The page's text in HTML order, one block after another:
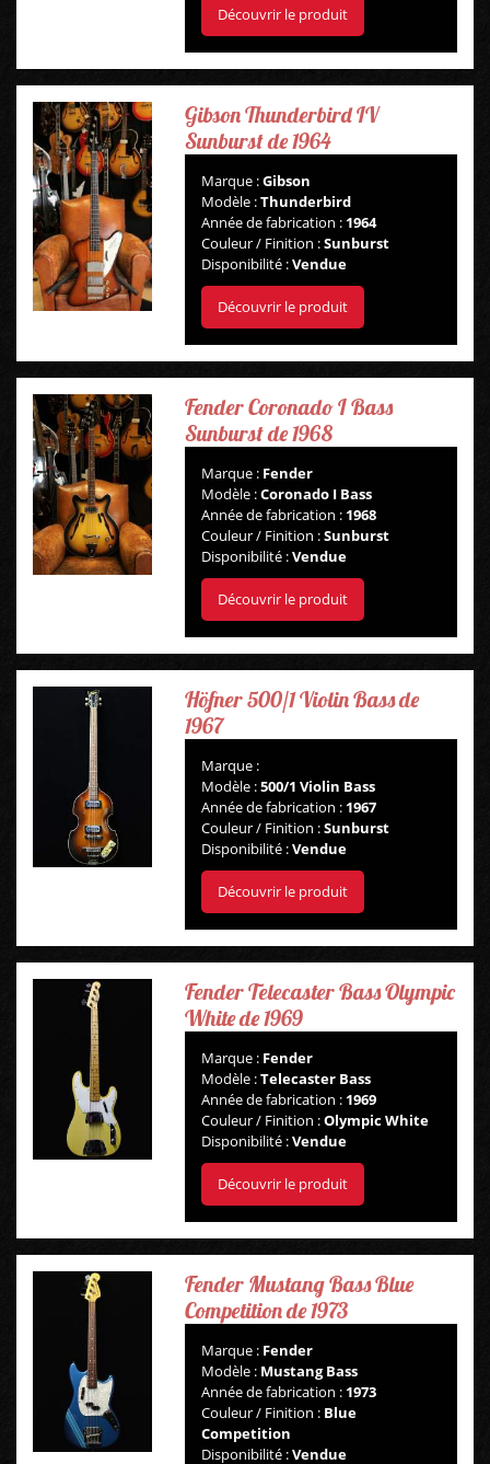
GUITARES
BASSES
Découvrir le produit
Gibson Thunderbird IV
Sunburst de 1964
Marque :Gibson
Modèle :Thunderbird
Année de fabrication : 1964
Couleur / Finition :Sunburst
Disponibilité :Vendue
Découvrir le produit
Fender Coronado I Bass
Sunburst de 1968
Marque : Fender
Modèle :Coronado I Bass
Année de fabrication : 1968
Couleur / Finition :Sunburst
Disponibilité :Vendue
Découvrir le produit
Höfner 500/1 Violin Bass de
1967
Marque :
Modèle :500/1 Violin Bass
Année de fabrication : 1967
Couleur / Finition :Sunburst
Disponibilité :Vendue
Découvrir le produit
Fender Telecaster Bass Olympic
White de 1969
Marque : Fender
Modèle :Telecaster Bass
Année de fabrication : 1969
Couleur / Finition :Olympic White
Disponibilité :Vendue
Découvrir le produit
Fender Mustang Bass Blue
Competition de 1973
Marque : Fender
Modèle : Mustang Bass
Année de fabrication : 1973
Couleur / Finition : Blue
Competition
Disponibilité :Vendue